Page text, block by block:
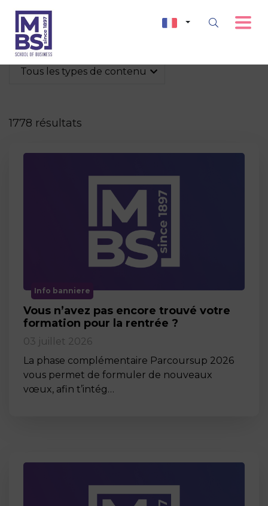
Tous les types de contenu
1778 résultats
Info banniere
Vous n’avez pas encore trouvé votre
formation pour la rentrée ?
03 juillet 2026
La phase complémentaire Parcoursup 2026
vous permet de formuler de nouveaux
vœux, afin t’intég…